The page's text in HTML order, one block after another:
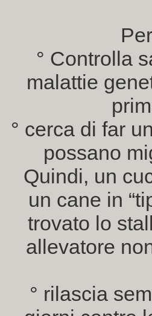
° Controlla
malattie
° cerca di far
possano
Quindi, un
un cane in
trovato lo
allevatore
° rilascia